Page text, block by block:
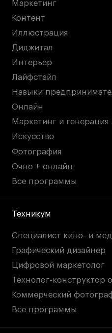
Маркетинг
Контент
Иллюстрация
Диджитал
Интерьер
Лайфстайл
Навыки
Онлайн
Маркетинг и генерация
Искусство
Фотография
Очно + онлайн
Все программы
Техникум
Специалист кино- и
Графический дизайнер
Цифровой маркетолог
Технолог-конструктор
Коммерческий
Все программы